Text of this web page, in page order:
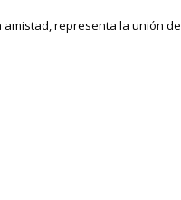
amistad, representa la unión de